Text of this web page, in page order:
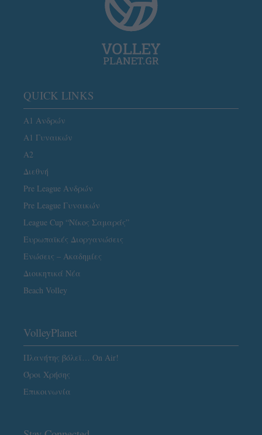
QUICK LINKS
Α1 Ανδρών
Α1 Γυναικών
A2
Διεθνή
Pre League Ανδρών
Pre League Γυναικών
League Cup “Νίκος Σαμαράς”
Ευρωπαϊκές Διοργανώσεις
Ενώσεις – Ακαδημίες
Διοικητικά Νέα
Beach Volley
VolleyPlanet
Πλανήτης βόλεϊ… On Air!
Όροι Χρήσης
Επικοινωνία